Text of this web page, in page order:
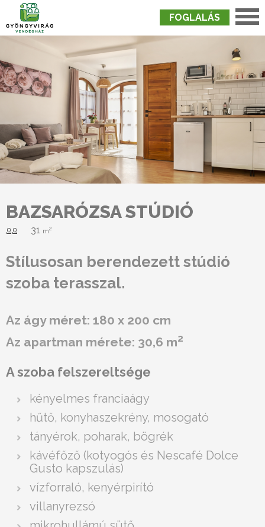
FOGLALÁS
› Bazsarózsa Stúdió
BAZSARÓZSA STÚDIÓ
31 m2
Stílusosan berendezett stúdió
szoba terasszal.
Az ágy méret: 180 x 200 cm
Az apartman mérete: 30,6 m2
A szoba felszereltsége
kényelmes franciaágy
hűtő, konyhaszekrény, mosogató
tányérok, poharak, bögrék
kávéfőző (kotyogós és Nescafé Dolce
Gusto kapszulás)
vízforraló, kenyérpirító
villanyrezsó